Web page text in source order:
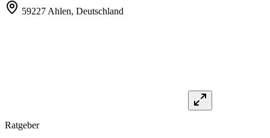
59227 Ahlen, Deutschland
Ratgeber